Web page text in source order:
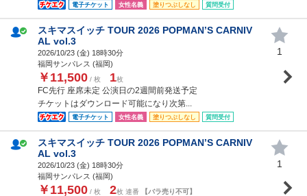
電子チケット 女性名義 塗りつぶしなし 質問受付
スキマスイッチ TOUR 2026 POPMAN’S CARNIV
AL vol.3
2026/10/23 (金) 18時30分
福岡サンパレス (福岡)
￥11,500 / 枚 1枚
FC先行 座席未定 公演日の2週間前発送予定
チケットはダウンロード可能になり次第...
電子チケット 女性名義 塗りつぶしなし 質問受付
1
スキマスイッチ TOUR 2026 POPMAN’S CARNIV
AL vol.3
2026/10/23 (金) 18時30分
福岡サンパレス (福岡)
￥11,500 / 枚 2枚 連番 【バラ売り不可】
1